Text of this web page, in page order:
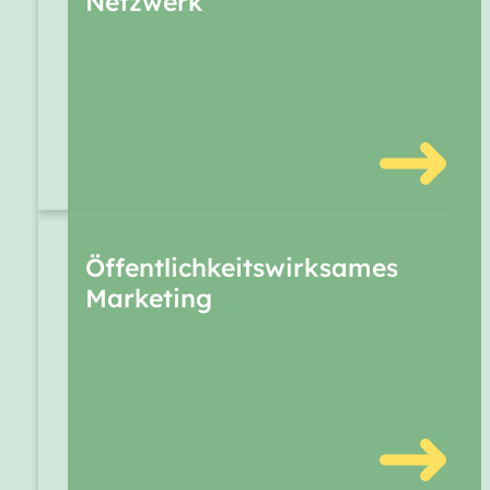
Wertschöpfungskette. Es schafft ein
Öffentlichkeitswirksames
Marketing
Wir unterstützen mit
Marketingmaterialien rund um
regionale Hülsenfrüchte. So werden